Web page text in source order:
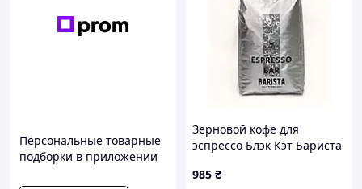
Как мы создаем качественный
Персональные товарные
подборки в приложении
Зерновой кофе для
эспрессо Блэк Кэт Бариста
985 ₴